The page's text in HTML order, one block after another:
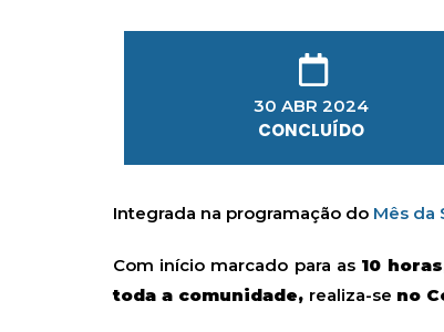
30 ABR 2024
CONCLUÍDO
Integrada na programação do Mês da
Com início marcado para as 10 horas
toda a comunidade, realiza-se no